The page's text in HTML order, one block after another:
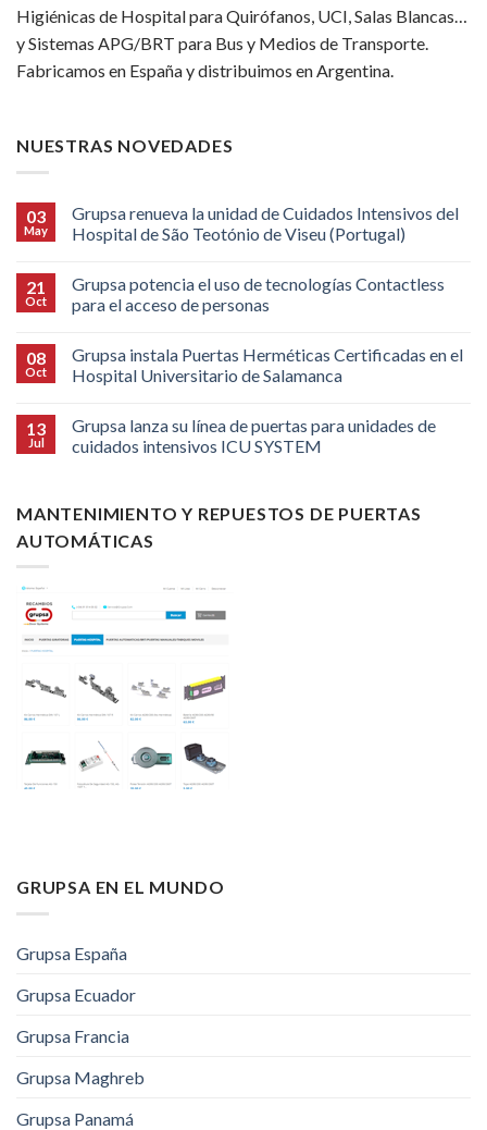
Higiénicas de Hospital para Quirófanos, UCI, Salas Blancas…
y Sistemas APG/BRT para Bus y Medios de Transporte.
Fabricamos en España y distribuimos en Argentina.
NUESTRAS NOVEDADES
03
May
Grupsa renueva la unidad de Cuidados Intensivos del
Hospital de São Teotónio de Viseu (Portugal)
21
Oct
Grupsa potencia el uso de tecnologías Contactless
para el acceso de personas
08
Oct
Grupsa instala Puertas Herméticas Certificadas en el
Hospital Universitario de Salamanca
13
Jul
Grupsa lanza su línea de puertas para unidades de
cuidados intensivos ICU SYSTEM
MANTENIMIENTO Y REPUESTOS DE PUERTAS
AUTOMÁTICAS
GRUPSA EN EL MUNDO
Grupsa España
Grupsa Ecuador
Grupsa Francia
Grupsa Maghreb
Grupsa Panamá